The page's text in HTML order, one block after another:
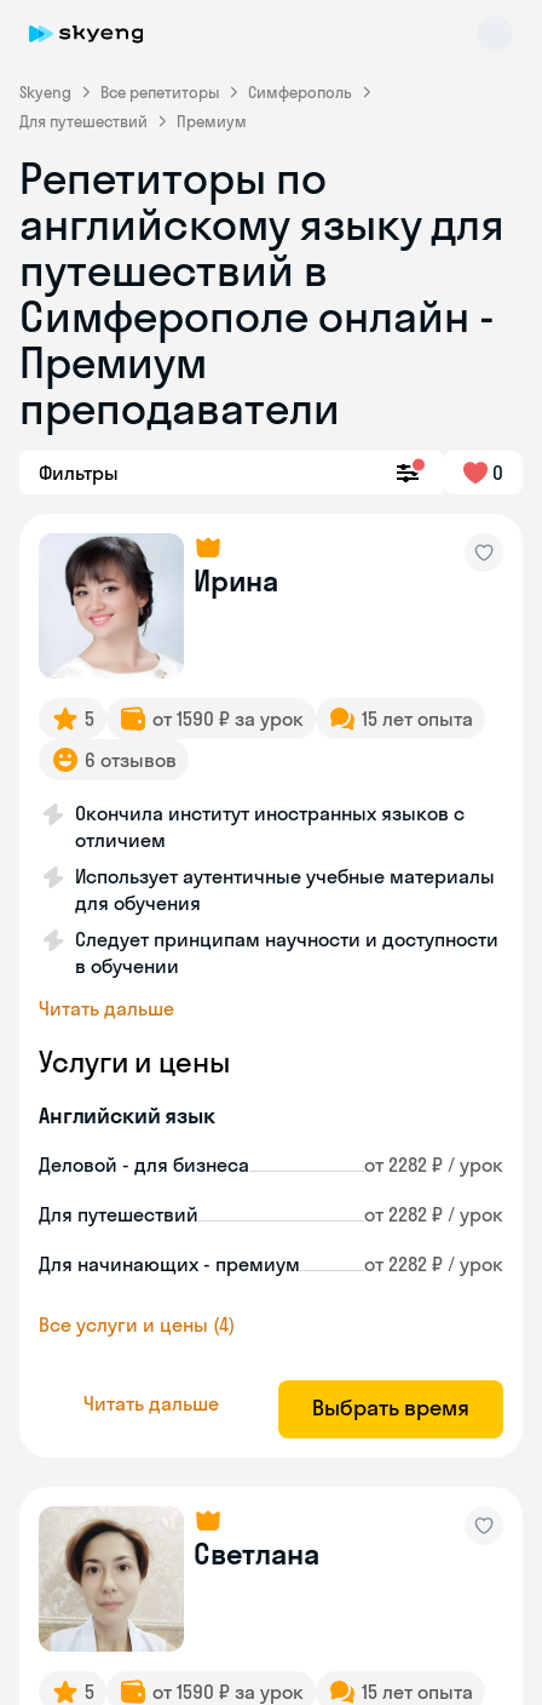
Skyeng Все репетиторы
Симферополь
Для путешествий
Премиум
Репетиторы по
английскому языку для
путешествий в
Симферополе онлайн -
Премиум
преподаватели
Фильтры 0
Ирина
5 от 1590 ₽ за урок
15 лет опыта
6 отзывов
Окончила институт иностранных языков с
отличием
Использует аутентичные учебные материалы
для обучения
Следует принципам научности и доступности
в обучении
Читать дальше
Услуги и цены
Английский язык
Деловой - для бизнеса от 2282 ₽ / урок
Для путешествий от 2282 ₽ / урок
Для начинающих - премиум от 2282 ₽ / урок
Все услуги и цены (4)
Читать дальше Выбрать время
Светлана
5 от 1590 ₽ за урок
15 лет опыта
Skyeng Chat
online